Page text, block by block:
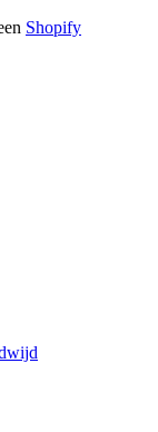
Shopify